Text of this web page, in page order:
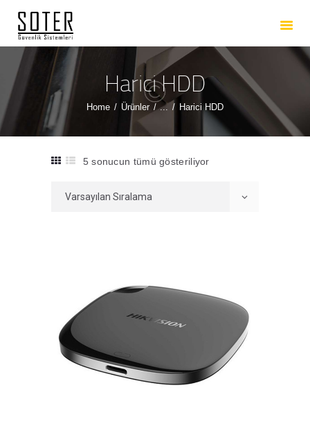
Harici HDD
Home Ürünler ... Harici HDD
ANASAYFA
HAKKIMIZDA
HIZMETLERIMIZ
ÜRÜNLERIMIZ
REFERANSLARIMIZ
İLETIŞIM
5 sonucun tümü gösteriliyor